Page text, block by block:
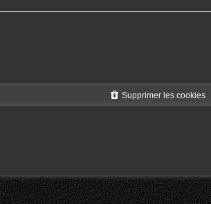
Supprimer les cookies